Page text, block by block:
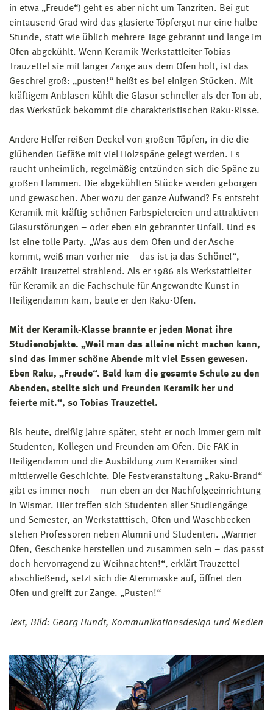
in etwa „Freude“) geht es aber nicht um Tanzriten. Bei gut
eintausend Grad wird das glasierte Töpfergut nur eine halbe
Stunde, statt wie üblich mehrere Tage gebrannt und lange im
Ofen abgekühlt. Wenn Keramik-Werkstattleiter Tobias
Trauzettel sie mit langer Zange aus dem Ofen holt, ist das
Geschrei groß: „pusten!“ heißt es bei einigen Stücken. Mit
kräftigem Anblasen kühlt die Glasur schneller als der Ton ab,
das Werkstück bekommt die charakteristischen Raku-Risse.
Andere Helfer reißen Deckel von großen Töpfen, in die die
glühenden Gefäße mit viel Holzspäne gelegt werden. Es
raucht unheimlich, regelmäßig entzünden sich die Späne zu
großen Flammen. Die abgekühlten Stücke werden geborgen
und gewaschen. Aber wozu der ganze Aufwand? Es entsteht
Keramik mit kräftig-schönen Farbspielereien und attraktiven
Glasurstörungen – oder eben ein gebrannter Unfall. Und es
ist eine tolle Party. „Was aus dem Ofen und der Asche
kommt, weiß man vorher nie – das ist ja das Schöne!“,
erzählt Trauzettel strahlend. Als er 1986 als Werkstattleiter
für Keramik an die Fachschule für Angewandte Kunst in
Heiligendamm kam, baute er den Raku-Ofen.
Mit der Keramik-Klasse brannte er jeden Monat ihre
Studienobjekte. „Weil man das alleine nicht machen kann,
sind das immer schöne Abende mit viel Essen gewesen.
Eben Raku, „Freude“. Bald kam die gesamte Schule zu den
Abenden, stellte sich und Freunden Keramik her und
feierte mit.“, so Tobias Trauzettel.
Bis heute, dreißig Jahre später, steht er noch immer gern mit
Studenten, Kollegen und Freunden am Ofen. Die FAK in
Heiligendamm und die Ausbildung zum Keramiker sind
mittlerweile Geschichte. Die Festveranstaltung „Raku-Brand“
gibt es immer noch – nun eben an der Nachfolgeeinrichtung
in Wismar. Hier treffen sich Studenten aller Studiengänge
und Semester, an Werkstatttisch, Ofen und Waschbecken
stehen Professoren neben Alumni und Studenten. „Warmer
Ofen, Geschenke herstellen und zusammen sein – das passt
doch hervorragend zu Weihnachten!“, erklärt Trauzettel
abschließend, setzt sich die Atemmaske auf, öffnet den
Ofen und greift zur Zange. „Pusten!“
Text, Bild: Georg Hundt, Kommunikationsdesign und Medien